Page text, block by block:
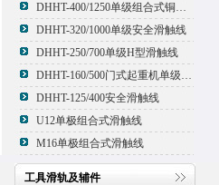
DHHT-400/1250单级组合式铜滑线,滑触线
DHHT-320/1000单级安全滑触线
DHHT-250/700单级H型滑触线
DHHT-160/500门式起重机单级组合式滑触线
DHHT-125/400安全滑触线
U12单极组合式滑触线
M16单极组合式滑触线
工具滑轨及辅件